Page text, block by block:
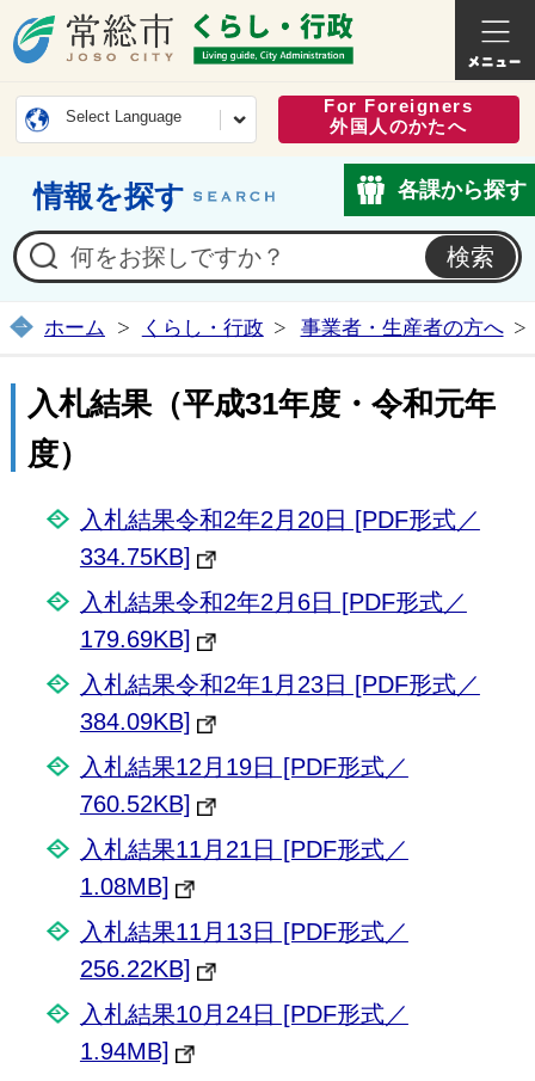
常総市公式ホームページ
くらし
Select Language
For Foreigners
外国人のかたへ
情報を探す 各課から探す
ホーム くらし・行政 事業者・生産者の方へ
入札結果（平成31年度・令和元年
度）
入札結果令和2年2月20日 [PDF形式／
334.75KB]
入札結果令和2年2月6日 [PDF形式／
179.69KB]
入札結果令和2年1月23日 [PDF形式／
384.09KB]
入札結果12月19日 [PDF形式／
760.52KB]
入札結果11月21日 [PDF形式／
1.08MB]
入札結果11月13日 [PDF形式／
256.22KB]
入札結果10月24日 [PDF形式／
1.94MB]